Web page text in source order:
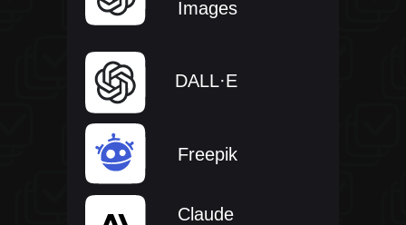
Images
Freepik
Claude
DALL·E